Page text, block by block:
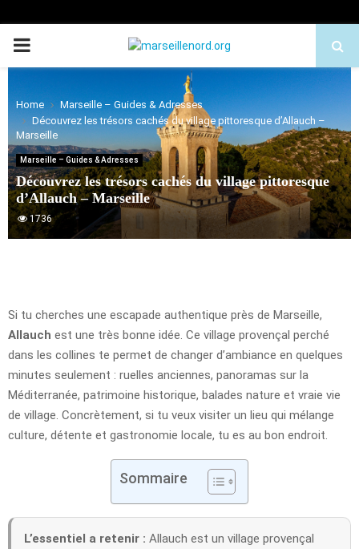
PRIMARY
MENU
Home
Marseille – Guides & Adresses
Découvrez les trésors cachés du village pittoresque d’Allauch –
Marseille
Marseille – Guides & Adresses
Découvrez les trésors cachés du village pittoresque
d’Allauch – Marseille
1736
Si tu cherches une escapade authentique près de Marseille,
Allauch est une très bonne idée. Ce village provençal perché
dans les collines te permet de changer d’ambiance en quelques
minutes seulement : ruelles anciennes, panoramas sur la
Méditerranée, patrimoine historique, balades nature et vraie vie
de village. Concrètement, si tu veux visiter un lieu qui mélange
culture, détente et gastronomie locale, tu es au bon endroit.
Sommaire
L’essentiel a retenir : Allauch est un village provençal